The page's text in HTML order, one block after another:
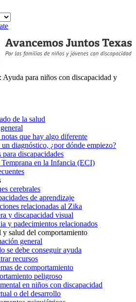
Ayuda para niños con discapacidad y
de la salud
que hay algo diferente
diagnóstico, ¿por dónde empiezo?
discapacidades
en la Infancia (ECI)
cerebrales
de aprendizaje
relacionadas al Zika
y discapacidad visual
y padecimientos relacionados
y salud del comportamiento
general
se debe conseguir ayuda
recursos
de comportamiento
peligroso
en niños con discapacidad
o del desarrollo